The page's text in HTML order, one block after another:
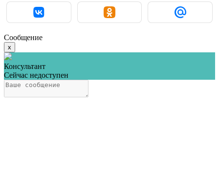
Сообщение
x
Консультант
Сейчас недоступен